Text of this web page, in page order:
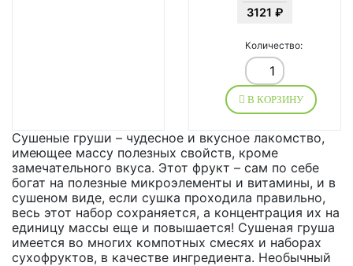
3121 ₽
Количество:
В КОРЗИНУ
Сушеные груши – чудесное и вкусное лакомство,
имеющее массу полезных свойств, кроме
замечательного вкуса. Этот фрукт – сам по себе
богат на полезные микроэлементы и витамины, и в
сушеном виде, если сушка проходила правильно,
весь этот набор сохраняется, а концентрация их на
единицу массы еще и повышается! Сушеная груша
имеется во многих компотных смесях и наборах
сухофруктов, в качестве ингредиента. Необычный